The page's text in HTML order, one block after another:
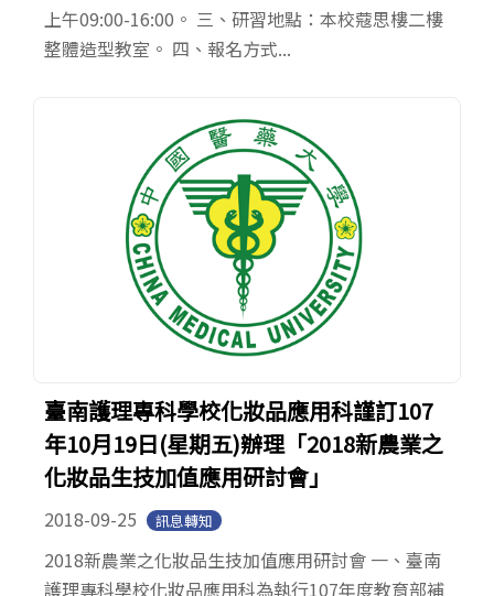
上午09:00-16:00。 三、研習地點：本校蔻思樓二樓
整體造型教室。 四、報名方式...
臺南護理專科學校化妝品應用科謹訂107
年10月19日(星期五)辦理「2018新農業之
化妝品生技加值應用研討會」
2018-09-25 訊息轉知
2018新農業之化妝品生技加值應用研討會 一、臺南
護理專科學校化妝品應用科為執行107年度教育部補